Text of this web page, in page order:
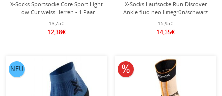
X-Socks Sportsocke Core Sport Light
Low Cut weiss Herren - 1 Paar
13,75€
12,38€
X-Socks Laufsocke Run Discover
Ankle fluo neo limegrün/schwarz
Herren - 1 Paar
15,95€
14,35€
NEU 10% reduziert